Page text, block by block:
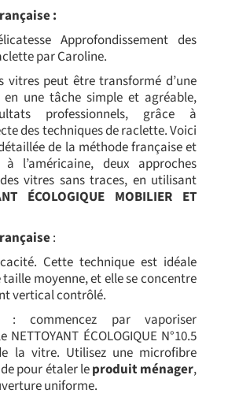
:
Approfondissement des
par Caroline.
vitres peut être transformé d’une
en une tâche simple et agréable,
professionnels, grâce à
des techniques de raclette. Voici
de la méthode française et
l’américaine, deux approches
vitres sans traces, en utilisant
ÉCOLOGIQUE MOBILIER ET
:
Cette technique est idéale
moyenne, et elle se concentre
vertical contrôlé.
: commencez par vaporiser
ÉCOLOGIQUE N°10.5
la vitre. Utilisez une microfibre
pour étaler leproduit ménager,
uniforme.